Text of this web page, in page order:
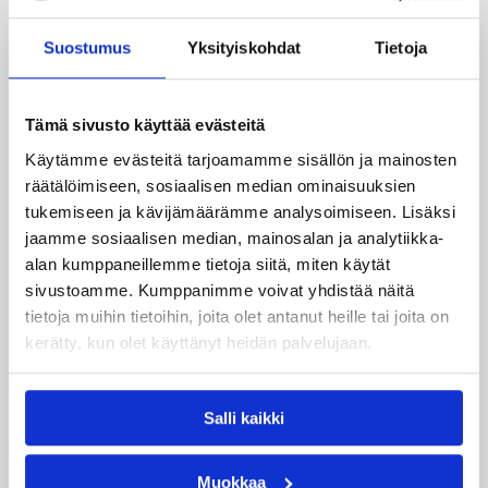
Suostumus Yksityiskohdat Tietoja
Tämä sivusto käyttää evästeitä
Käytämme evästeitä tarjoamamme sisällön ja mainosten
räätälöimiseen, sosiaalisen median ominaisuuksien
tukemiseen ja kävijämäärämme analysoimiseen. Lisäksi
jaamme sosiaalisen median, mainosalan ja analytiikka-
alan kumppaneillemme tietoja siitä, miten käytät
sivustoamme. Kumppanimme voivat yhdistää näitä
tietoja muihin tietoihin, joita olet antanut heille tai joita on
kerätty, kun olet käyttänyt heidän palvelujaan.
Salli kaikki
Muokkaa
Katso myös
Miljoona koria! -haaste alkaa
17.8.